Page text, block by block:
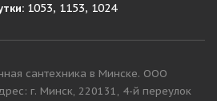
1053, 1153, 1024
сантехника в Минске. ООО
г. Минск, 220131, 4-й переулок